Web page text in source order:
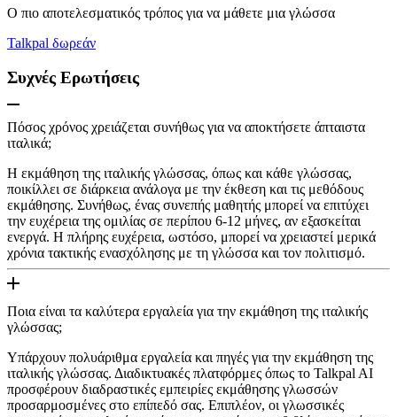
Ο πιο αποτελεσματικός τρόπος για να μάθετε μια γλώσσα
Talkpal δωρεάν
Συχνές Ερωτήσεις
Πόσος χρόνος χρειάζεται συνήθως για να αποκτήσετε άπταιστα
ιταλικά;
Η εκμάθηση της ιταλικής γλώσσας, όπως και κάθε γλώσσας,
ποικίλλει σε διάρκεια ανάλογα με την έκθεση και τις μεθόδους
εκμάθησης. Συνήθως, ένας συνεπής μαθητής μπορεί να επιτύχει
την ευχέρεια της ομιλίας σε περίπου 6-12 μήνες, αν εξασκείται
ενεργά. Η πλήρης ευχέρεια, ωστόσο, μπορεί να χρειαστεί μερικά
χρόνια τακτικής ενασχόλησης με τη γλώσσα και τον πολιτισμό.
Ποια είναι τα καλύτερα εργαλεία για την εκμάθηση της ιταλικής
γλώσσας;
Υπάρχουν πολυάριθμα εργαλεία και πηγές για την εκμάθηση της
ιταλικής γλώσσας. Διαδικτυακές πλατφόρμες όπως το Talkpal AI
προσφέρουν διαδραστικές εμπειρίες εκμάθησης γλωσσών
προσαρμοσμένες στο επίπεδό σας. Επιπλέον, οι γλωσσικές